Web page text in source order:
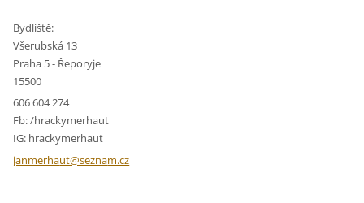
Bydliště:
Všerubská 13
Praha 5 - Řeporyje
15500
606 604 274
Fb: /hrackymerhaut
IG: hrackymerhaut
janmerhaut@seznam.cz